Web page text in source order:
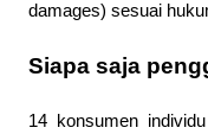
damages) sesuai
Siapa saja
14 konsumen